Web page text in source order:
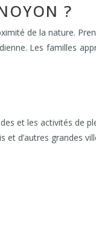
?
de la nature.
Les familles
et les activités de
d’autres grandes